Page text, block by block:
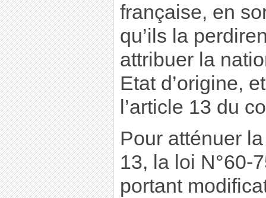
française, en
qu’ils la
attribuer la
Etat d’origine,
l’article 13 du
Pour atténuer
13, la loi N°60-
portant